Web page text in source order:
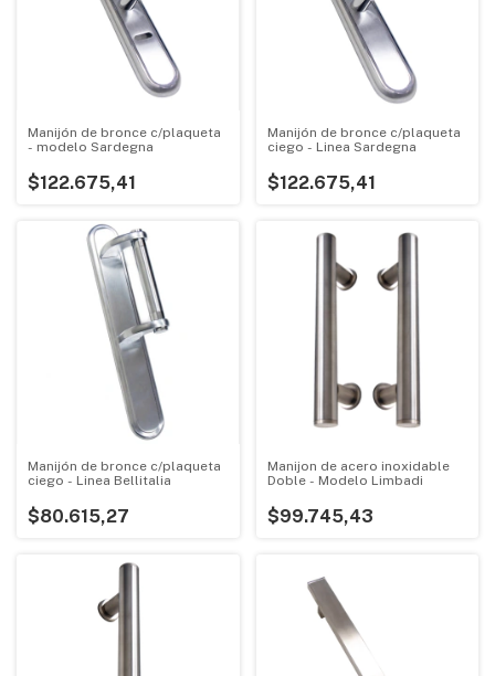
Manijón de bronce c/plaqueta
- modelo Sardegna
$122.675,41
Manijón de bronce c/plaqueta
ciego - Linea Sardegna
$122.675,41
Manijón de bronce c/plaqueta
ciego - Linea Bellitalia
$80.615,27
Manijon de acero inoxidable
Doble - Modelo Limbadi
$99.745,43